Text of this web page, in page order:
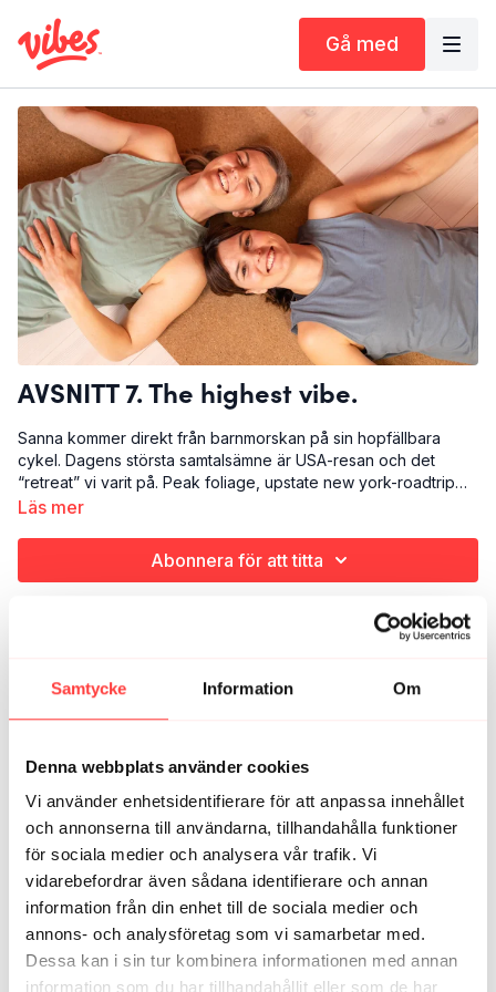
Samtycke Information Om
Denna webbplats använder cookies
Vi använder enhetsidentifierare för att anpassa innehållet
och annonserna till användarna, tillhandahålla funktioner
för sociala medier och analysera vår trafik. Vi
vidarebefordrar även sådana identifierare och annan
information från din enhet till de sociala medier och
annons- och analysföretag som vi samarbetar med.
Dessa kan i sin tur kombinera informationen med annan
information som du har tillhandahållit eller som de har
Gå med
AVSNITT 7. The highest vibe.
Sanna kommer direkt från barnmorskan på sin hopfällbara
cykel. Dagens största samtalsämne är USA-resan och det
“retreat” vi varit på. Peak foliage, upstate new york-roadtrip
med hög smore’s-faktor och en whatsapp-tråd som nu går
Läs mer
Abonnera för att titta
AVSNITT 1. En födsel och en graviditet